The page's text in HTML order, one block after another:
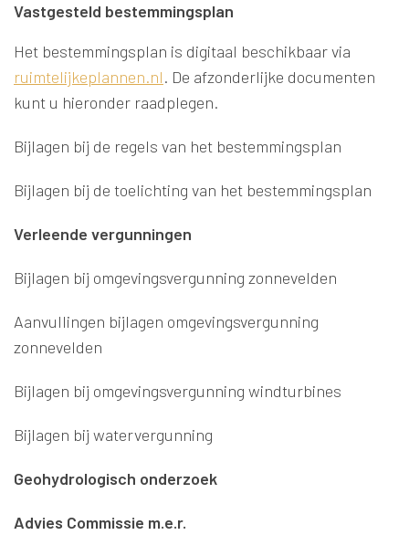
Vastgesteld bestemmingsplan
Het bestemmingsplan is digitaal beschikbaar via
ruimtelijkeplannen.nl. De afzonderlijke documenten
kunt u hieronder raadplegen.
Bijlagen bij de regels van het bestemmingsplan
Bijlagen bij de toelichting van het bestemmingsplan
Verleende vergunningen
Bijlagen bij omgevingsvergunning zonnevelden
Aanvullingen bijlagen omgevingsvergunning
zonnevelden
Bijlagen bij omgevingsvergunning windturbines
Bijlagen bij watervergunning
Geohydrologisch onderzoek
Advies Commissie m.e.r.